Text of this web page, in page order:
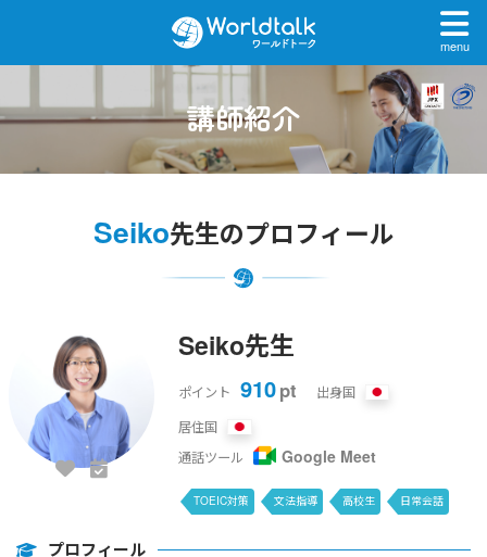
menu
講師紹介
Seiko先生のプロフィール
Seiko先生
ポイント 910pt
出身国
居住国
通話ツール
Google Meet
TOEIC対策 文法指導 高校生 日常会話
プロフィール